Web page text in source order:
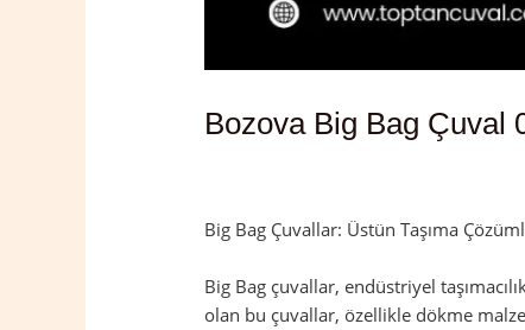
Bozova Big Bag Çuval
Big Bag Çuvallar: Üstün Taşıma
Big Bag çuvallar, endüstriyel
olan bu çuvallar, özellikle dökme